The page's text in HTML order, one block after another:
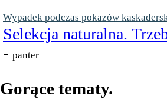
Wypadek podczas pokazów
Selekcja naturalna.
- panter
Gorące tematy.